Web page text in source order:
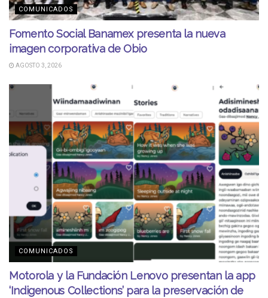
COMUNICADOS
Fomento Social Banamex presenta la nueva
imagen corporativa de Obio
AGOSTO 3, 2026
COMUNICADOS
Motorola y la Fundación Lenovo presentan la app
‘Indigenous Collections’ para la preservación de